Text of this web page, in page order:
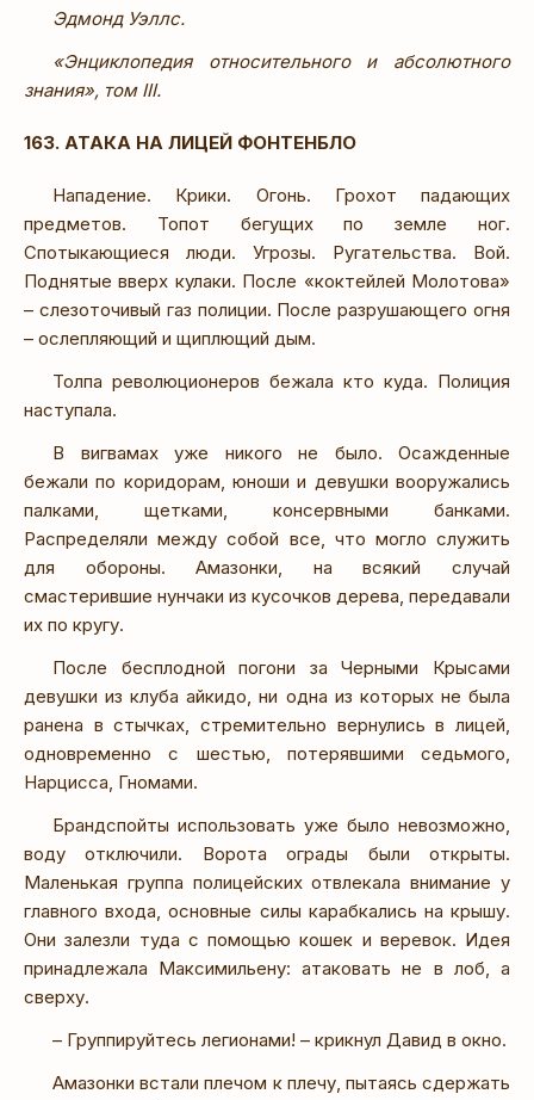
Эдмонд Уэллс.
«Энциклопедия относительного и абсолютного
знания», том III.
163. АТАКА НА ЛИЦЕЙ ФОНТЕНБЛО
Нападение. Крики. Огонь. Грохот падающих
предметов. Топот бегущих по земле ног.
Спотыкающиеся люди. Угрозы. Ругательства. Вой.
Поднятые вверх кулаки. После «коктейлей Молотова»
– слезоточивый газ полиции. После разрушающего огня
– ослепляющий и щиплющий дым.
Толпа революционеров бежала кто куда. Полиция
наступала.
В вигвамах уже никого не было. Осажденные
бежали по коридорам, юноши и девушки вооружались
палками, щетками, консервными банками.
Распределяли между собой все, что могло служить
для обороны. Амазонки, на всякий случай
смастерившие нунчаки из кусочков дерева, передавали
их по кругу.
После бесплодной погони за Черными Крысами
девушки из клуба айкидо, ни одна из которых не была
ранена в стычках, стремительно вернулись в лицей,
одновременно с шестью, потерявшими седьмого,
Нарцисса, Гномами.
Брандспойты использовать уже было невозможно,
воду отключили. Ворота ограды были открыты.
Маленькая группа полицейских отвлекала внимание у
главного входа, основные силы карабкались на крышу.
Они залезли туда с помощью кошек и веревок. Идея
принадлежала Максимильену: атаковать не в лоб, а
сверху.
– Группируйтесь легионами! – крикнул Давид в окно.
Амазонки встали плечом к плечу, пытаясь сдержать